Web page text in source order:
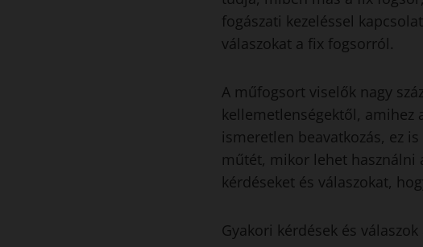
fogászati kezeléssel
válaszokat a fix fogsorról.
A műfogsort viselők nagy
kellemetlenségektől,
ismeretlen beavatkozás, ez
műtét, mikor lehet használni
kérdéseket és válaszokat,
Gyakori kérdések és